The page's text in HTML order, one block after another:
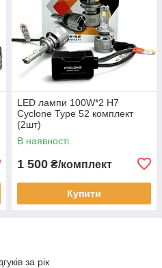
LED лампи 100W*2 H7
Cyclone Type 52 комплект
(2шт)
В наявності
1 500 ₴/комплект
Купити
за рік